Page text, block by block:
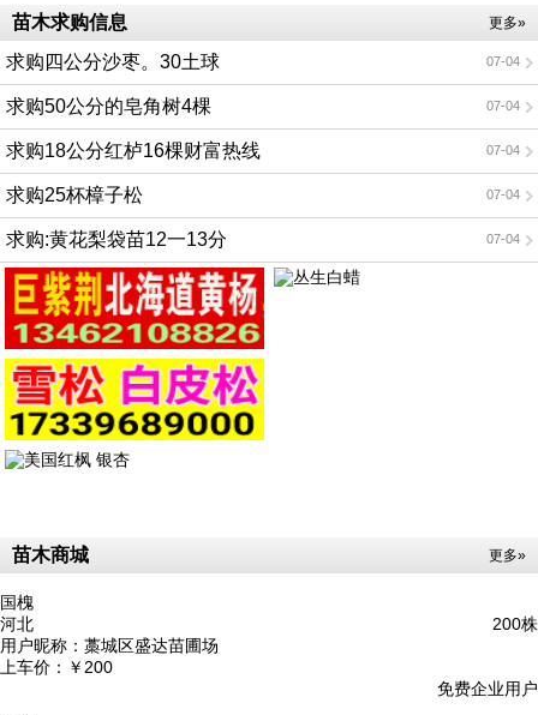
更多»
苗木求购信息
07-04
求购四公分沙枣。30土球
07-04
求购50公分的皂角树4棵
07-04
求购18公分红栌16棵财富热线
07-04
求购25杯樟子松
07-04
求购:黄花梨袋苗12一13分
更多»
苗木商城
国槐
200株
河北
用户昵称： 藁城区盛达苗圃场
上车价： ￥200
免费企业用户